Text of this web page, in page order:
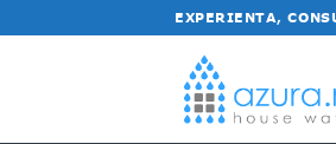
la
EXPERIENTA,